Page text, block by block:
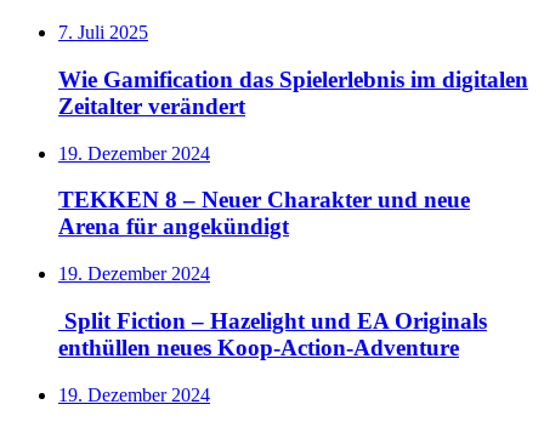
7. Juli 2025
Wie Gamification das Spielerlebnis im digitalen
Zeitalter verändert
19. Dezember 2024
TEKKEN 8 – Neuer Charakter und neue
Arena für angekündigt
19. Dezember 2024
Split Fiction – Hazelight und EA Originals
enthüllen neues Koop-Action-Adventure
19. Dezember 2024